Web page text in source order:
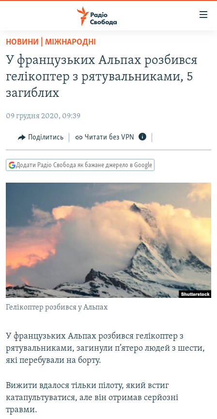
Перейти
основного
матеріалу
Перейти
до
основної
навігації
Перейти
до
пошуку
РАДІО СВОБОДА – 70 РОКІВ
ВСЕ ЗА ДОБУ
СТАТТІ
ЕКОНОМІКА
СУСПІЛЬСТВО
РОСІЙСЬКА «ФІЛЬТРАЦІЯ»
ДОНБАС.РЕАЛІЇ
ТИ ЯК?
КИТАЙ.ВИКЛИКИ
МУЛЬТИМЕДІА
ФОТО
СПЕЦПРОЄКТИ
ПОДКАСТИ
КРИМ РЕАЛІЇ
УКР
КТАТ
НОВИНИ | МІЖНАРОДНІ
У французьких Альпах розбився
гелікоптер з рятувальниками, 5
загиблих
09 грудня 2020, 09:39
Поділитись Читати без VPN
Додати Радіо Свобода як бажане джерело в Google
Гелікоптер розбився у Альпах
У французьких Альпах розбився гелікоптер з
рятувальниками, загинули п’ятеро людей з шести,
які перебували на борту.
Вижити вдалося тільки пілоту, який встиг
катапультуватися, але він отримав серйозні
травми.